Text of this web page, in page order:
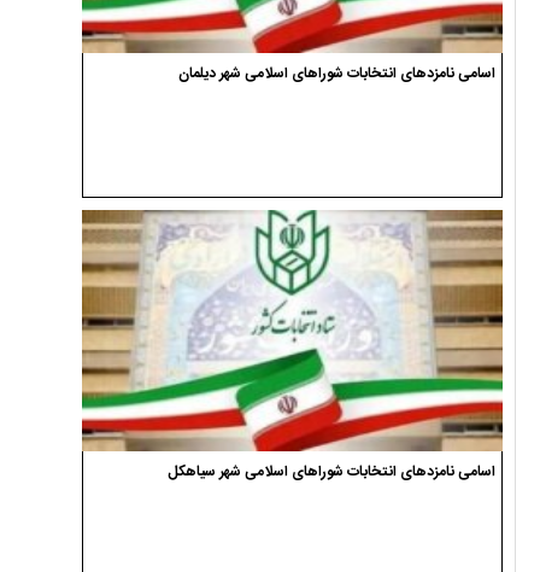
اسامی نامزدهای انتخابات شوراهای اسلامی شهر دیلمان
اسامی نامزدهای انتخابات شوراهای اسلامی شهر سیاهکل